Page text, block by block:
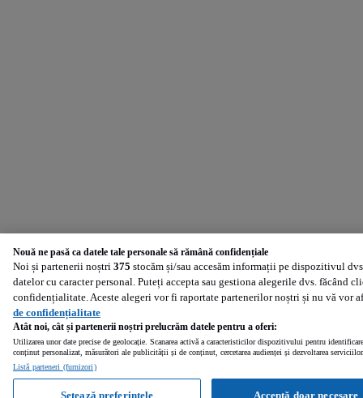
Nouă ne pasă ca datele tale personale să rămână confidențiale
Noi și partenerii noștri 375 stocăm și/sau accesăm informații pe dispozitivul
datelor cu caracter personal. Puteți accepta sau gestiona alegerile dvs. făcând
confidențialitate. Aceste alegeri vor fi raportate partenerilor noștri și nu vă vor
de confidențialitate
Atât noi, cât și partenerii noștri prelucrăm datele pentru a oferi:
Utilizarea unor date precise de geolocație. Scanarea activă a caracteristicilor dispozitivului pentru
conținut personalizat, măsurători ale publicității și de conținut, cercetarea audienței și dezvoltarea
Listă parteneri (furnizori)
Acceptă doar necesare
Setează preferințele